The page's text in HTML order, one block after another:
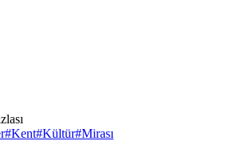
#Kent#Kültür#Mirası